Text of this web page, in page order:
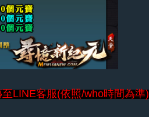
LINE客服(依照/who時間為準)